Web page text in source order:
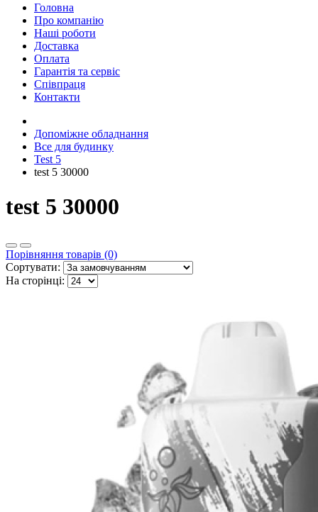
Головна
Про компанію
Наші роботи
Доставка
Оплата
Гарантія та сервіс
Співпраця
Контакти
Допоміжне обладнання
Все для будинку
Test 5
test 5 30000
test 5 30000
Порівняння товарів (0)
Сортувати:
На сторінці: